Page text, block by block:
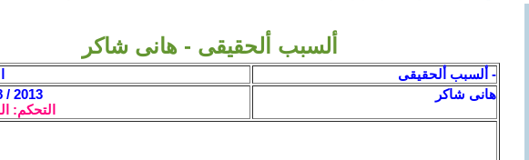
ألسبب ألحقيقى - هانى شاكر
- ألسبب ألحقيقى
هانى شاكر
2013 / 8 / 19 - 18:37
التحكم: